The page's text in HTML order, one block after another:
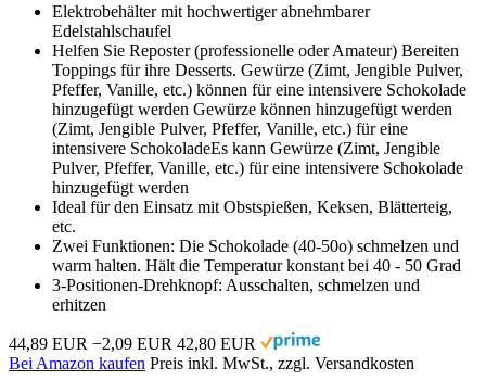
Elektrobehälter mit hochwertiger abnehmbarer
Edelstahlschaufel
Helfen Sie Reposter (professionelle oder Amateur) Bereiten
Toppings für ihre Desserts. Gewürze (Zimt, Jengible Pulver,
Pfeffer, Vanille, etc.) können für eine intensivere Schokolade
hinzugefügt werden Gewürze können hinzugefügt werden
(Zimt, Jengible Pulver, Pfeffer, Vanille, etc.) für eine
intensivere SchokoladeEs kann Gewürze (Zimt, Jengible
Pulver, Pfeffer, Vanille, etc.) für eine intensivere Schokolade
hinzugefügt werden
Ideal für den Einsatz mit Obstspießen, Keksen, Blätterteig,
etc.
Zwei Funktionen: Die Schokolade (40-50o) schmelzen und
warm halten. Hält die Temperatur konstant bei 40 - 50 Grad
3-Positionen-Drehknopf: Ausschalten, schmelzen und
erhitzen
44,89 EUR −2,09 EUR 42,80 EUR
Bei Amazon kaufen Preis inkl. MwSt., zzgl. Versandkosten